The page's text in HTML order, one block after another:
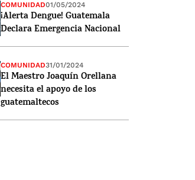
COMUNIDAD01/05/2024
¡Alerta Dengue! Guatemala
Declara Emergencia Nacional
COMUNIDAD31/01/2024
El Maestro Joaquín Orellana
necesita el apoyo de los
guatemaltecos